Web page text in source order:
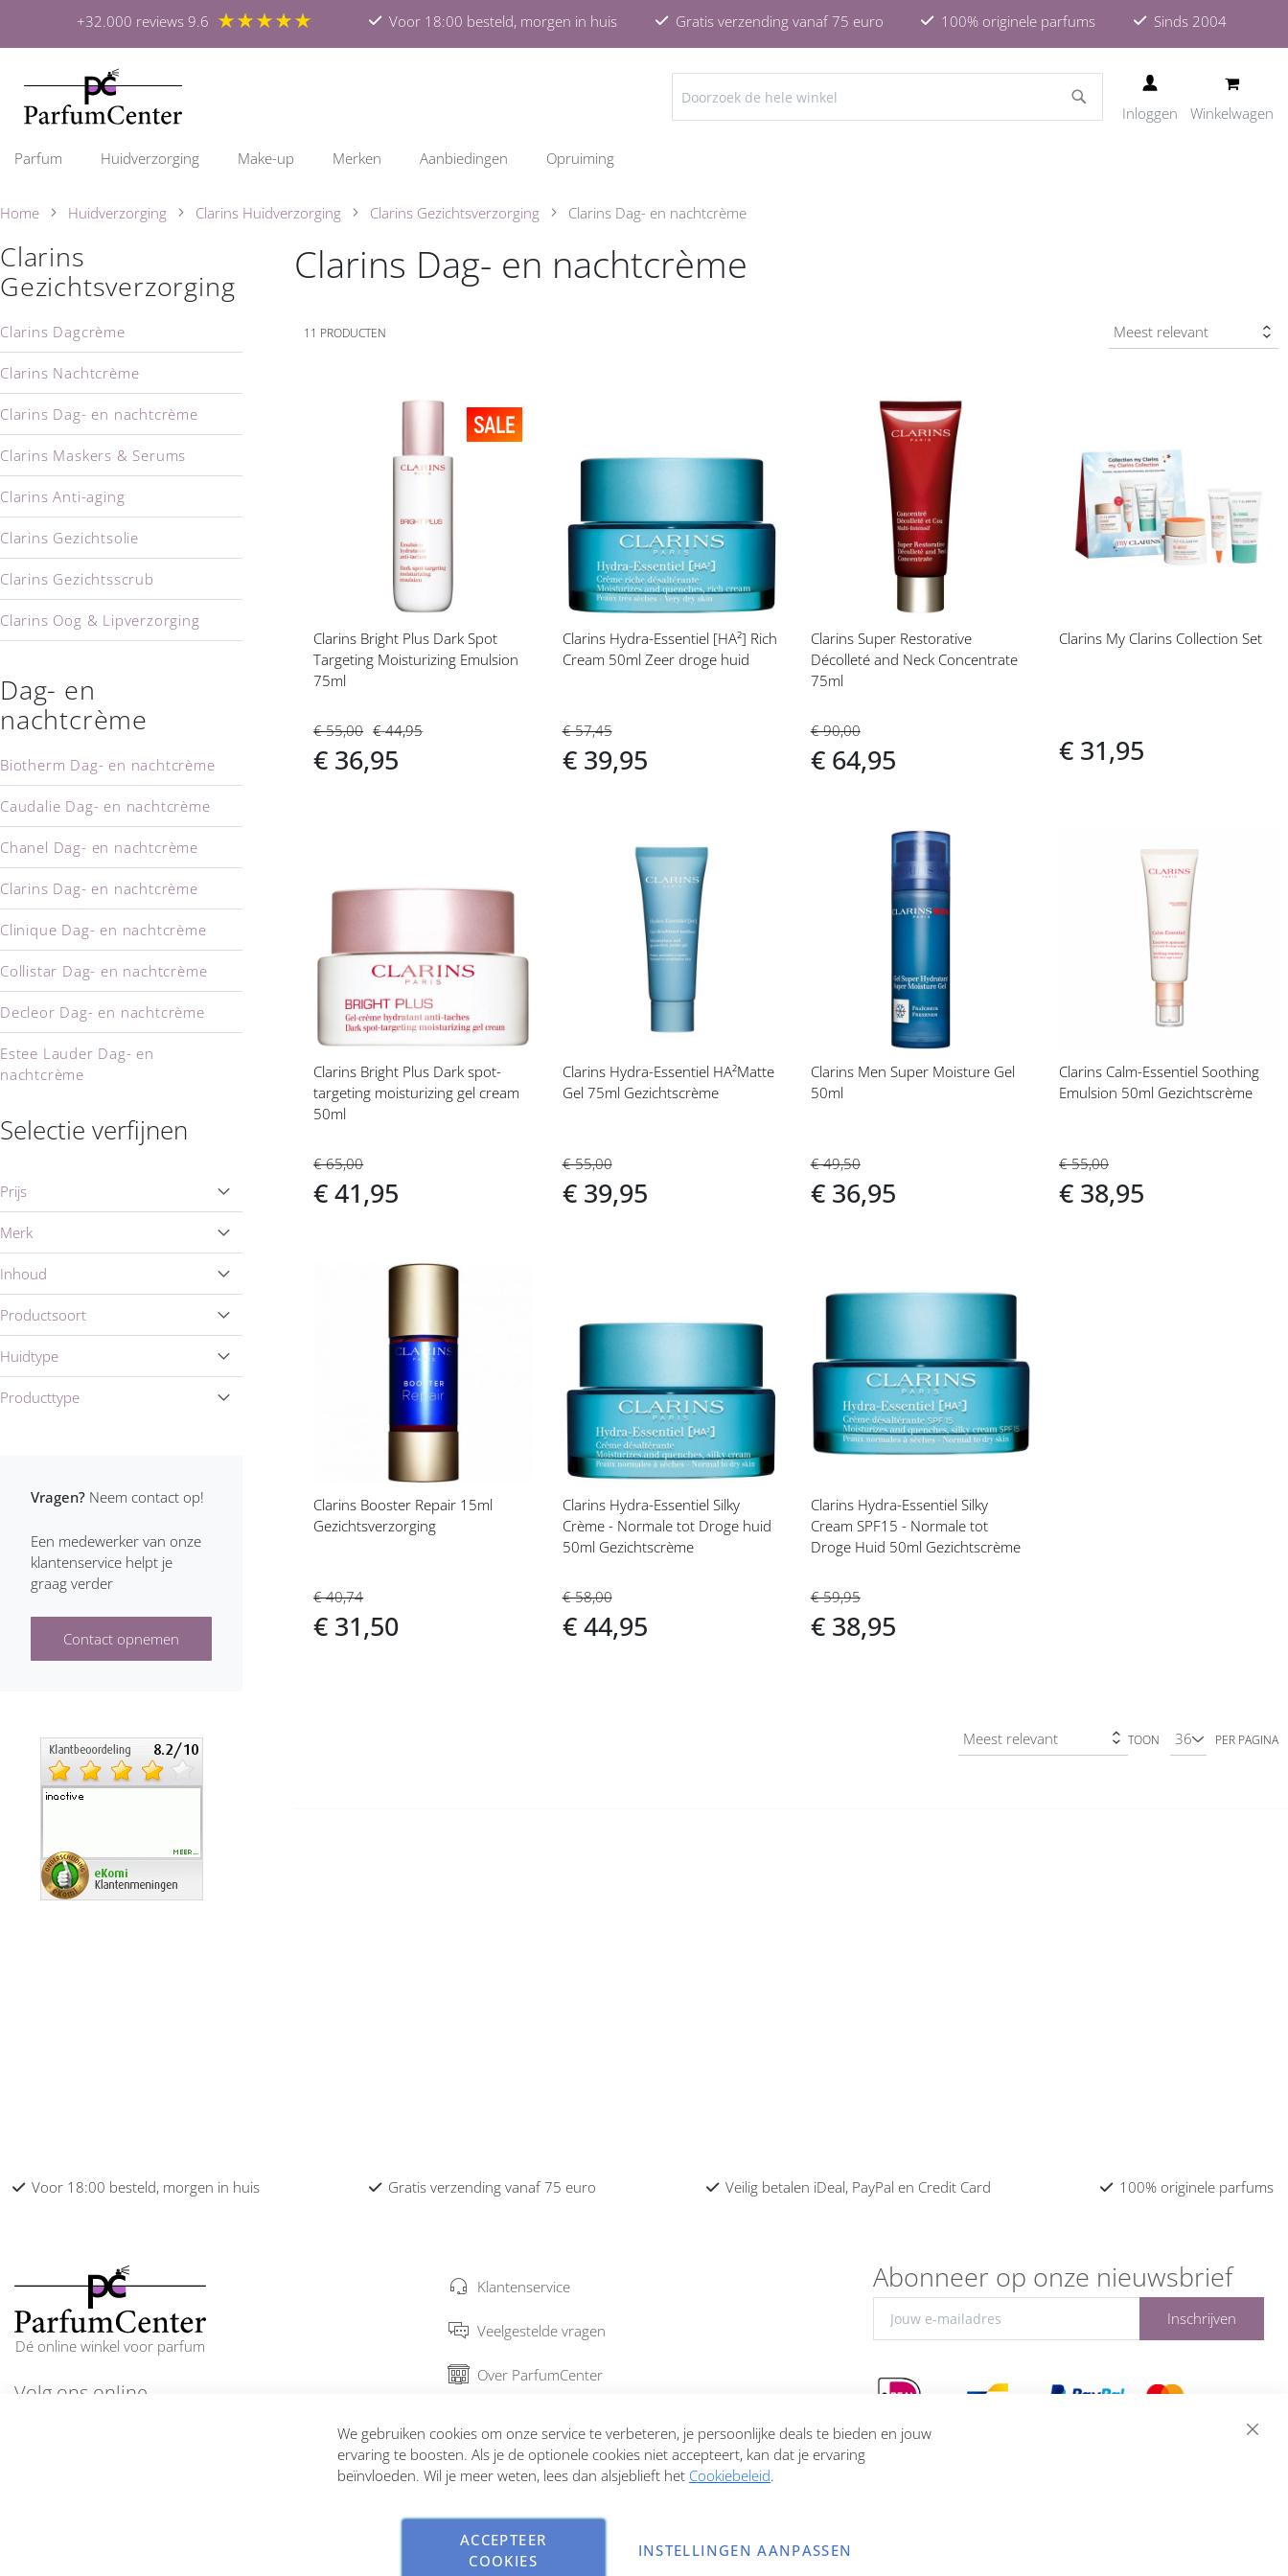
+32.000 reviews 9.6 ★★★★★ Voor 18:00 besteld, morgen in huis Gratis verzending vanaf 75 euro 100% originele parfums Sinds 2004
Inloggen Winkelwagen
ZOEKEN
Parfum Huidverzorging Make-up Merken Aanbiedingen Opruiming
Home Huidverzorging Clarins Huidverzorging Clarins Gezichtsverzorging Clarins Dag- en nachtcrème
Clarins Dag- en nachtcrème
11 PRODUCTEN
Clarins Bright Plus Dark Spot
Targeting Moisturizing Emulsion
75ml
€ 55,00
€ 36,95
€ 44,95
toe
Clarins Hydra-Essentiel [HA²] Rich
Cream 50ml Zeer droge huid
€ 57,45
€ 39,95
verlanglijst
Clarins Super Restorative
Décolleté and Neck Concentrate
75ml
€ 90,00
€ 64,95
toe
aan
verlanglijst
Clarins My Clarins Collection Set
€ 31,95
toe
Clarins Bright Plus Dark spot-
targeting moisturizing gel cream
50ml
€ 65,00
€ 41,95
verlanglijst
Clarins Hydra-Essentiel HA²Matte
Gel 75ml Gezichtscrème
€ 55,00
€ 39,95
Clarins Men Super Moisture Gel
50ml
€ 49,50
€ 36,95
verlanglijst
Clarins Calm-Essentiel Soothing
Emulsion 50ml Gezichtscrème
€ 55,00
€ 38,95
Clarins Booster Repair 15ml
Gezichtsverzorging
€ 40,74
€ 31,50
toe
Clarins Hydra-Essentiel Silky
Crème - Normale tot Droge huid
50ml Gezichtscrème
€ 58,00
€ 44,95
verlanglijst
Clarins Hydra-Essentiel Silky
Cream SPF15 - Normale tot
Droge Huid 50ml Gezichtscrème
€ 59,95
€ 38,95
TOON PER PAGINA
Clarins
Gezichtsverzorging
Clarins Dagcrème
Clarins Nachtcrème
Clarins Dag- en nachtcrème
Clarins Maskers & Serums
Clarins Anti-aging
Clarins Gezichtsolie
Clarins Gezichtsscrub
Clarins Oog & Lipverzorging
Clarins Reiniging
Dag- en
nachtcrème
Biotherm Dag- en nachtcrème
Caudalie Dag- en nachtcrème
Chanel Dag- en nachtcrème
Clarins Dag- en nachtcrème
Clinique Dag- en nachtcrème
Collistar Dag- en nachtcrème
Decleor Dag- en nachtcrème
Estee Lauder Dag- en
nachtcrème
Guerlain Dag- en nachtcrème
Lancome Dag- en nachtcrème
Marbert Dag- en nachtcrème
Nuxe Dag- en nachtcrème
Shiseido Dag- en nachtcrème
Selectie verfijnen
Prijs
Merk
Inhoud
Productsoort
Huidtype
Producttype
Vragen? Neem contact op!
Een medewerker van onze
klantenservice helpt je
graag verder
Contact opnemen
Voor 18:00 besteld, morgen in huis Gratis verzending vanaf 75 euro Veilig betalen iDeal, PayPal en Credit Card 100% originele parfums
Dé online winkel voor parfum
Volg ons online
Klantenservice
Veelgestelde vragen
Over ParfumCenter
Garantie en retourneren
Abonneer op onze nieuwsbrief
Inschrijven
We gebruiken cookies om onze service te verbeteren, je persoonlijke deals te bieden en jouw
ervaring te boosten. Als je de optionele cookies niet accepteert, kan dat je ervaring
beïnvloeden. Wil je meer weten, lees dan alsjeblieft het Cookiebeleid.
ACCEPTEER
COOKIES
INSTELLINGEN AANPASSEN